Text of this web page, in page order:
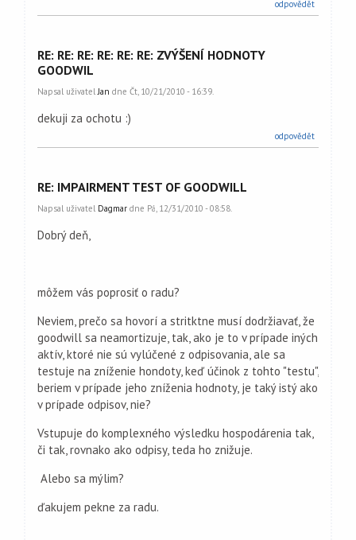
odpovědět
RE: RE: RE: RE: RE: RE: ZVÝŠENÍ HODNOTY
GOODWIL
Napsal uživatelJan dne Čt, 10/21/2010 - 16:39.
dekuji za ochotu :)
odpovědět
RE: IMPAIRMENT TEST OF GOODWILL
Napsal uživatel Dagmar dne Pá, 12/31/2010 - 08:58.
Dobrý deň,
môžem vás poprosiť o radu?
Neviem, prečo sa hovorí a stritktne musí dodržiavať, že
goodwill sa neamortizuje, tak, ako je to v prípade iných
aktív, ktoré nie sú vylúčené z odpisovania, ale sa
testuje na zníženie hondoty, keď účinok z tohto "testu",
beriem v prípade jeho zníženia hodnoty, je taký istý ako
v prípade odpisov, nie?
Vstupuje do komplexného výsledku hospodárenia tak,
či tak, rovnako ako odpisy, teda ho znižuje.
Alebo sa mýlim?
ďakujem pekne za radu.